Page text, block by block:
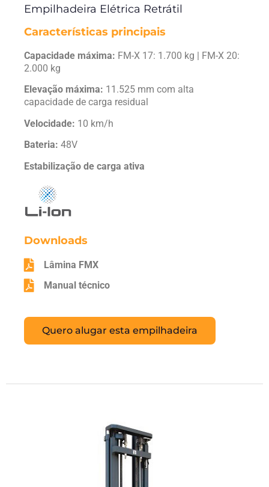
Empilhadeira Elétrica Retrátil
Características principais
Capacidade máxima: FM-X 17: 1.700 kg | FM-X 20:
2.000 kg
Elevação máxima: 11.525 mm com alta
capacidade de carga residual
Velocidade: 10 km/h
Bateria: 48V
Estabilização de carga ativa
Downloads
Lâmina FMX
Manual técnico
Quero alugar esta empilhadeira